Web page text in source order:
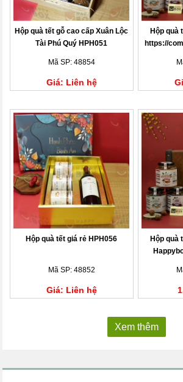
Hộp quà tết gỗ cao cấp Xuân Lộc
Tài Phú Quý HPH051
Mã SP: 48854
Giá: Liên hệ
Hộp quà
https://
Hộp quà tết giá rẻ HPH056
Mã SP: 48852
Giá: Liên hệ
Hộp quà
Xem thêm